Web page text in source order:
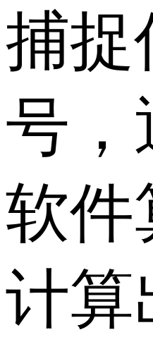
捕捉
号，
软件
计算